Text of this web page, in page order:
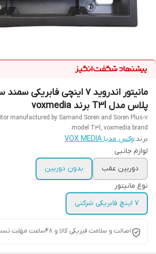
مانیتور اندروید 7 اینچی
پلاس مدل T3l برند voxmedia
manufactured by Samand Soren and Soren Plus
model T3l, voxmedia brand
برند:وکس مدیا VOX MEDIA
لوازم جانبی
دوربین عقب
بدون دوربین
نوع مانیتور
7 اینچ فابریکی شرکتی
اصالت و سلامت فیزیکی کالا و 48ساعت مهلت تست